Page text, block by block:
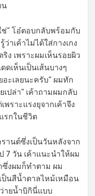
น
ช่” โอ๋ตอบกลับพร้อมกับ
าเค้าไม่ได้ใส่กางเกง
ง เพราะผมเห็นรอยผิว
ดเห็นเป็นเส้นบางๆ
อะเลยนะครับ” ผมทัก
ปล่า” เค้าถามผมกลับ
ราะแรงยุจากเค้าจึง
รกในชีวิต
านต์ซึ่งเป็นวันหลังจาก
7 วัน เค้าแนะนำให้ผม
ซึ่งผมก็ทำตาม ผม
ป็นสีน้ำตาลไหม้เหมือน
ายน้ำบิกินี่แบบ